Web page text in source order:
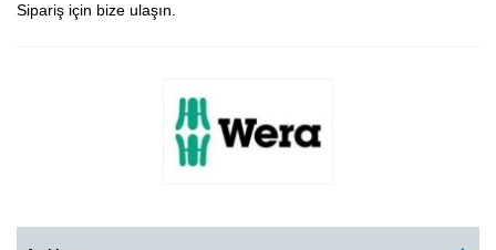
Sipariş için bize ulaşın.